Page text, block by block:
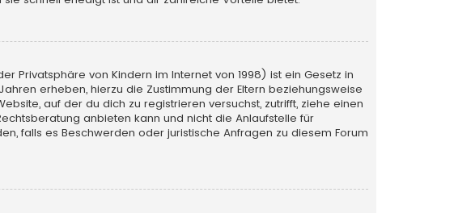
Privatsphäre von Kindern im Internet von 1998) ist ein Gesetz in
erheben, hierzu die Zustimmung der Eltern beziehungsweise
auf der du dich zu registrieren versuchst, zutrifft, ziehe einen
anbieten kann und nicht die Anlaufstelle für
falls es Beschwerden oder juristische Anfragen zu diesem Forum